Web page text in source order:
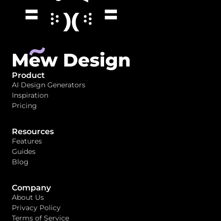
Product
AI Design Generators
Inspiration
Pricing
Resources
Features
Guides
Blog
Company
About Us
Privacy Policy
Terms of Service